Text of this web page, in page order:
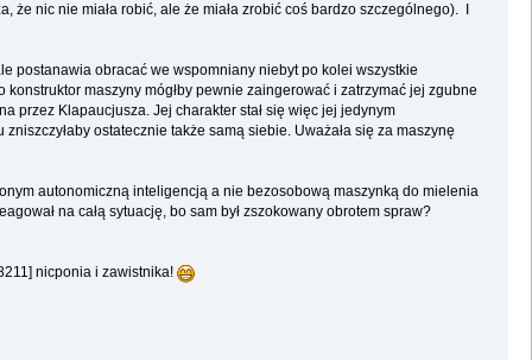
nic nie miała robić, ale że miała zrobić coś bardzo szczególnego). I
postanawia obracać we wspomniany niebyt po kolei wszystkie
maszyny mógłby pewnie zaingerować i zatrzymać jej zgubne
przez Klapaucjusza. Jej charakter stał się więc jej jedynym
ostatecznie także samą siebie. Uważała się za maszynę
autonomiczną inteligencją a nie bezosobową maszynką do mielenia
na całą sytuację, bo sam był zszokowany obrotem spraw?
nicponia i zawistnika!